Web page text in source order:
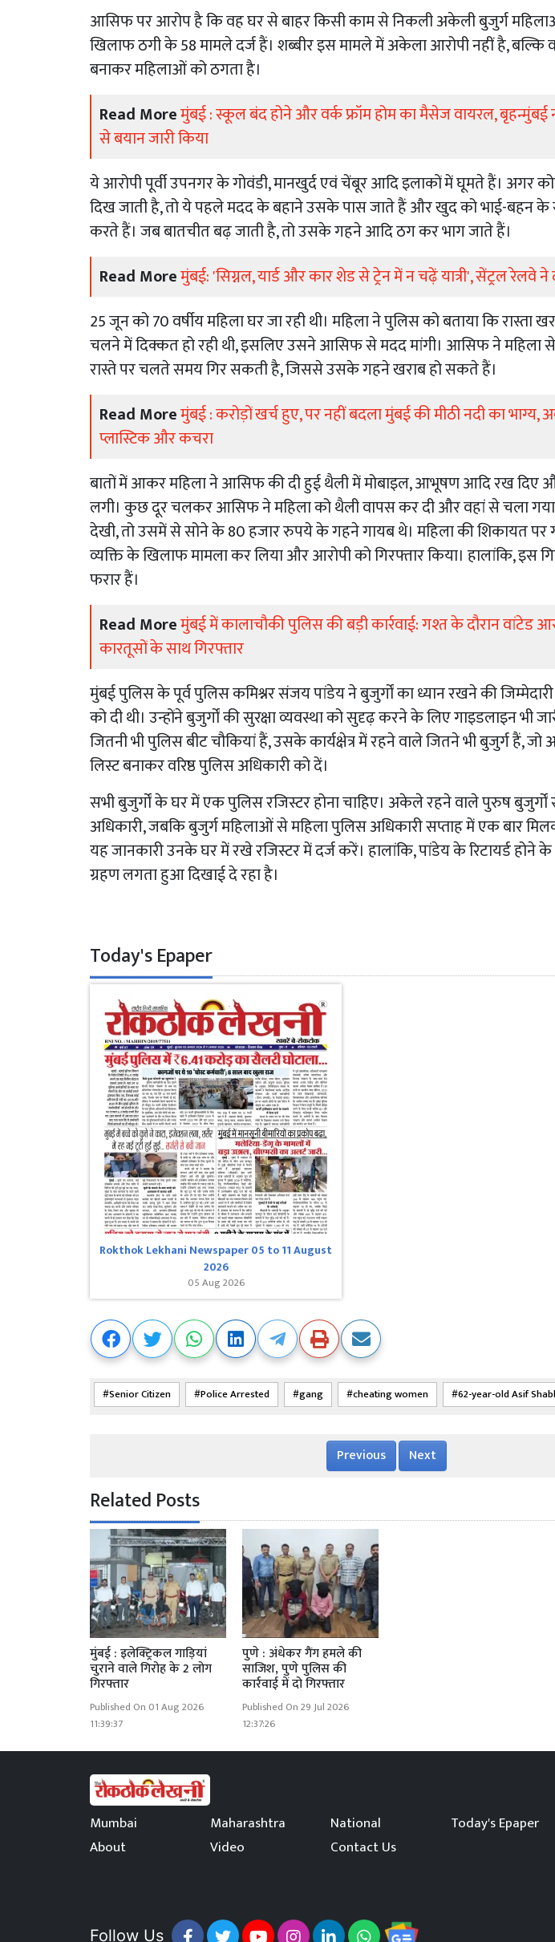
आसिफ पर आरोप है कि वह घर से बाहर किसी काम से निकली अकेली बुजुर्ग
खिलाफ ठगी के 58 मामले दर्ज हैं। शब्बीर इस मामले में अकेला आरोपी नहीं है, बल्कि
बनाकर महिलाओं को ठगता है।
Read Moreमुंबई : स्कूल बंद होने और वर्क फ्रॉम होम का मैसेज वायरल,
से बयान जारी किया
ये आरोपी पूर्वी उपनगर के गोवंडी, मानखुर्द एवं चेंबूर आदि इलाकों में घूमते हैं। अगर
दिख जाती है, तो ये पहले मदद के बहाने उसके पास जाते हैं और खुद को भाई-बहन के
करते हैं। जब बातचीत बढ़ जाती है, तो उसके गहने आदि ठग कर भाग जाते हैं।
Read Moreमुंबई: 'सिग्नल, यार्ड और कार शेड से ट्रेन में न चढ़ें यात्री', सेंट्रल रेलवे ने
25 जून को 70 वर्षीय महिला घर जा रही थी। महिला ने पुलिस को बताया कि रास्ता
चलने में दिक्कत हो रही थी, इसलिए उसने आसिफ से मदद मांगी। आसिफ ने महिला
रास्ते पर चलते समय गिर सकती है, जिससे उसके गहने खराब हो सकते हैं।
Read Moreमुंबई : करोड़ों खर्च हुए, पर नहीं बदला मुंबई की मीठी नदी का भाग्य,
प्लास्टिक और कचरा
बातों में आकर महिला ने आसिफ की दी हुई थैली में मोबाइल, आभूषण आदि रख
लगी। कुछ दूर चलकर आसिफ ने महिला को थैली वापस कर दी और वहां से चला
देखी, तो उसमें से सोने के 80 हजार रुपये के गहने गायब थे। महिला की शिकायत पर
व्यक्ति के खिलाफ मामला कर लिया और आरोपी को गिरफ्तार किया। हालांकि, इस
फरार हैं।
Read Moreमुंबई में कालाचौकी पुलिस की बड़ी कार्रवाई: गश्त के दौरान वांटेड
कारतूसों के साथ गिरफ्तार
मुंबई पुलिस के पूर्व पुलिस कमिश्नर संजय पांडेय ने बुजुर्गों का ध्यान रखने की
को दी थी। उन्होंने बुजुर्गों की सुरक्षा व्यवस्था को सुदृढ़ करने के लिए गाइडलाइन भी
जितनी भी पुलिस बीट चौकियां हैं, उसके कार्यक्षेत्र में रहने वाले जितने भी बुजुर्ग हैं,
लिस्ट बनाकर वरिष्ठ पुलिस अधिकारी को दें।
सभी बुजुर्गों के घर में एक पुलिस रजिस्टर होना चाहिए। अकेले रहने वाले पुरुष
अधिकारी, जबकि बुजुर्ग महिलाओं से महिला पुलिस अधिकारी सप्ताह में एक बार
यह जानकारी उनके घर में रखे रजिस्टर में दर्ज करें। हालांकि, पांडेय के रिटायर्ड होने
ग्रहण लगता हुआ दिखाई दे रहा है।
Today's Epaper
Rokthok Lekhani Newspaper 05 to 11 August
2026
05 Aug 2026
Senior Citizen Police Arrested gang cheating women 62-year-old Asif
Previous Next
Related Posts
मुंबई : इलेक्ट्रिकल गाड़ियां
चुराने वाले गिरोह के 2 लोग
गिरफ्तार
Published On 01 Aug 2026
11:39:37
पुणे : अंधेकर गैंग हमले की
साजिश, पुणे पुलिस की
कार्रवाई में दो गिरफ्तार
Published On 29 Jul 2026
12:37:26
Mumbai Maharashtra National
Today's Epaper
About
Video Contact Us